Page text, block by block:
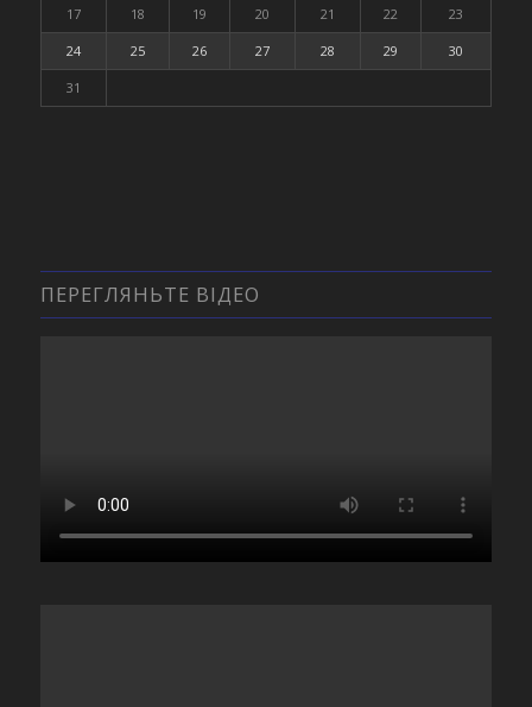
17 18 19 20 21 22 23
24 25 26 27 28 29 30
31
ПЕРЕГЛЯНЬТЕ ВІДЕО